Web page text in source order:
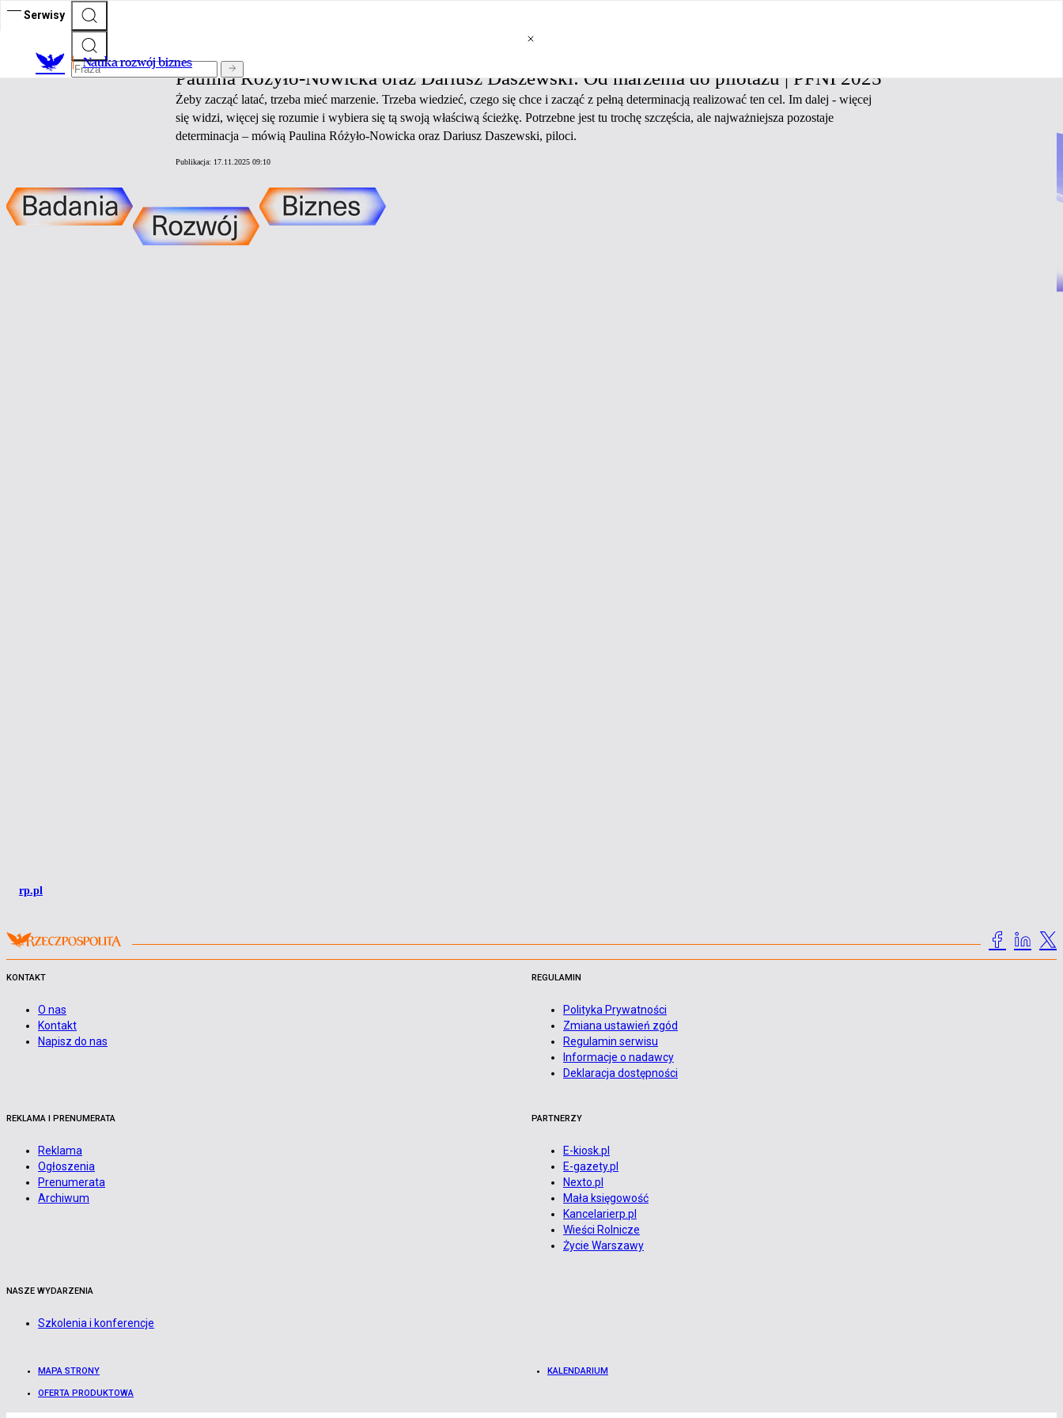
Serwisy
Nauka rozwój biznes
Paulina Różyło-Nowicka oraz Dariusz Daszewski: Od marzenia do pilotażu | PFNI 2025
Żeby zacząć latać, trzeba mieć marzenie. Trzeba wiedzieć, czego się chce i zacząć z pełną determinacją realizować ten cel. Im dalej - więcej
się widzi, więcej się rozumie i wybiera się tą swoją właściwą ścieżkę. Potrzebne jest tu trochę szczęścia, ale najważniejsza pozostaje
determinacja – mówią Paulina Różyło-Nowicka oraz Dariusz Daszewski, piloci.
Publikacja: 17.11.2025 09:10
rp.pl
KONTAKT
O nas
Kontakt
Napisz do nas
REGULAMIN
Polityka Prywatności
Zmiana ustawień zgód
Regulamin serwisu
Informacje o nadawcy
Deklaracja dostępności
REKLAMA I PRENUMERATA
Reklama
Ogłoszenia
Prenumerata
Archiwum
PARTNERZY
E-kiosk.pl
E-gazety.pl
Nexto.pl
Mała księgowość
Kancelarierp.pl
Wieści Rolnicze
Życie Warszawy
NASZE WYDARZENIA
Szkolenia i konferencje
MAPA STRONY KALENDARIUM
OFERTA PRODUKTOWA